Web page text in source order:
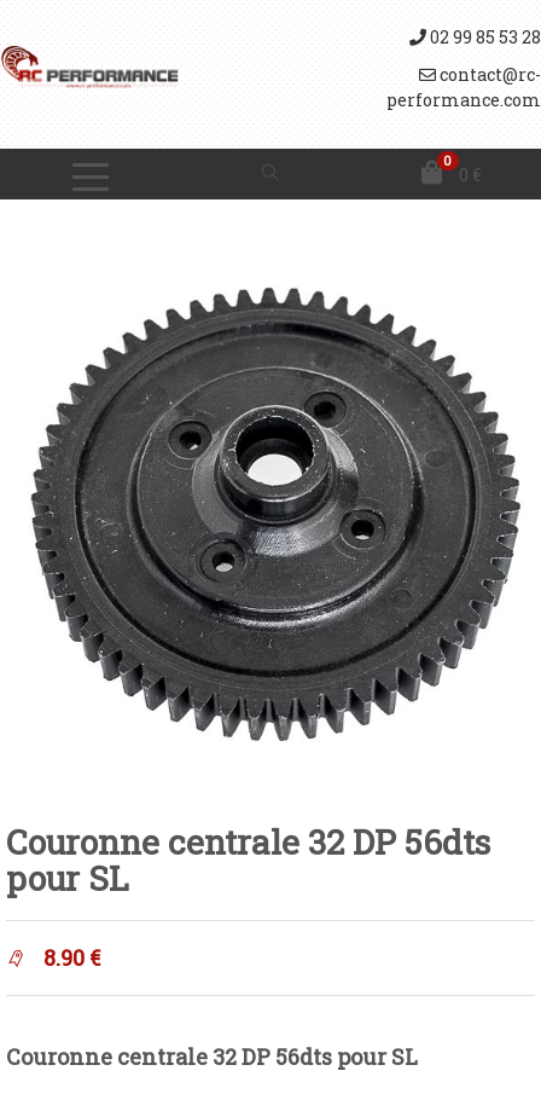
02 99 85 53 28
contact@rc-
performance.com
0
0 €
Couronne centrale 32 DP 56dts
pour SL
8.90 €
Couronne centrale 32 DP 56dts pour SL